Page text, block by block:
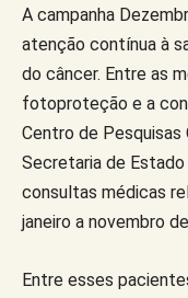
A campanha
atenção contínua à
do câncer. Entre as
fotoproteção e a
Centro de Pesquisas
Secretaria de
consultas médicas
janeiro a novembro
Entre esses